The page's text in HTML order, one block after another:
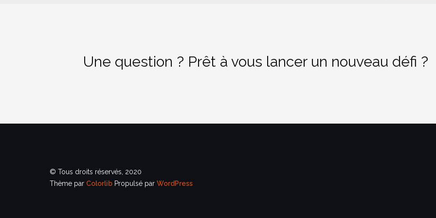
Une question ? Prêt à vous lancer un nouveau défi ?
© Tous droits réservés, 2020
Thème par Colorlib Propulsé par WordPress